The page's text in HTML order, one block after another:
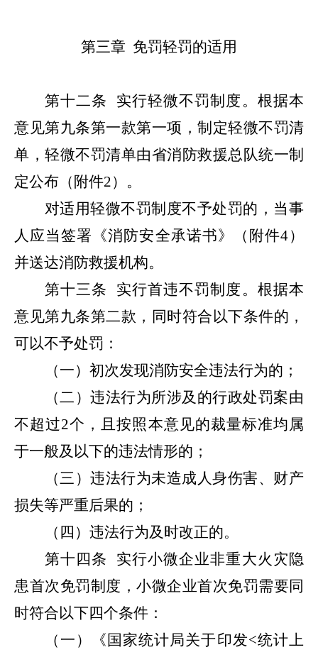
第三章 免罚轻罚的适用
第十二条
实行轻微不罚制度。根据本
意见第九条第一款第一项， 制定轻微不罚清
单，轻微不罚清单由省消防救援总队统一制
定公布 （附件2）。
对适用轻微不罚制度不予处罚的，当事
人应当签署《消防安全承诺书》（附件4）
并送达消防救援机构。
第十三条
实行首违不罚制度。根据本
意见第九条第二款，同时符合以下条件的，
可以不予处罚：
（一）初次发现消防安全违法行为的；
（二）违法行为所涉及的行政处罚案由
不超过2个，且按照本意见的裁量标准均属
于一般及以下的违法情形的；
（三）违法行为未造成人身伤害、财产
损失等严重后果的；
（四）违法行为及时改正的。
第十四条
实行小微企业非重大火灾隐
患首次免罚制度，小微企业首次免罚需要同
时符合以下四个条件：
（一）《国家统计局关于印发<统计上